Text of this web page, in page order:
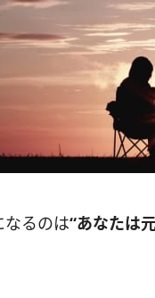
なるのは“あなたは